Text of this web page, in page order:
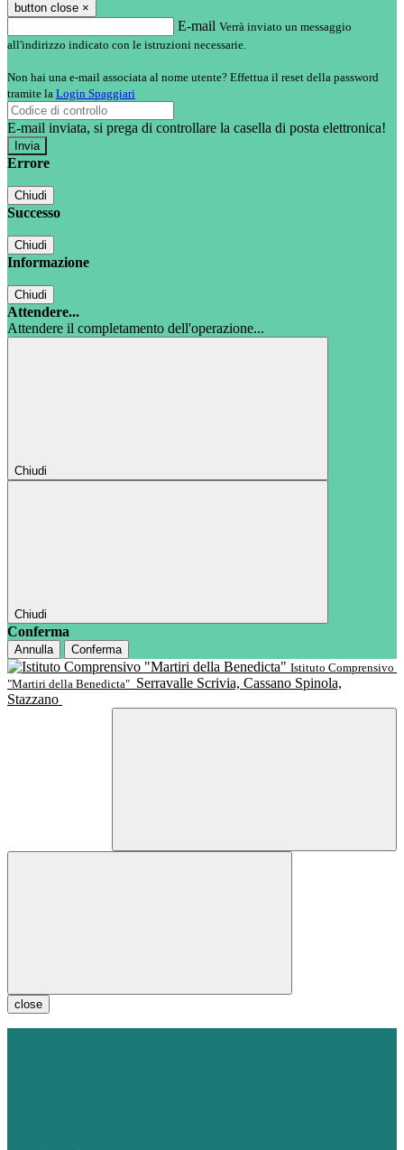
button close ×
E-mail Verrà inviato un messaggio
all'indirizzo indicato con le istruzioni necessarie.
Non hai una e-mail associata al nome utente? Effettua il reset della password
tramite la Login Spaggiari
E-mail inviata, si prega di controllare la casella di posta elettronica!
Errore
Chiudi
Successo
Chiudi
Informazione
Chiudi
Attendere...
Attendere il completamento dell'operazione...
Chiudi
Chiudi
Conferma
Annulla
Conferma
Istituto Comprensivo
"Martiri della Benedicta" Serravalle Scrivia, Cassano Spinola,
Stazzano
close